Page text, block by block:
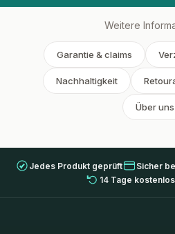
Weitere
Garantie & claims
Nachhaltigkeit
Über uns
Jedes Produkt geprüft
Sicher
14 Tage